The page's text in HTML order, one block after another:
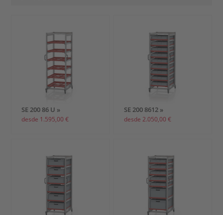
SE 200 86 U »
desde 1.595,00 €
SE 200 8612 »
desde 2.050,00 €